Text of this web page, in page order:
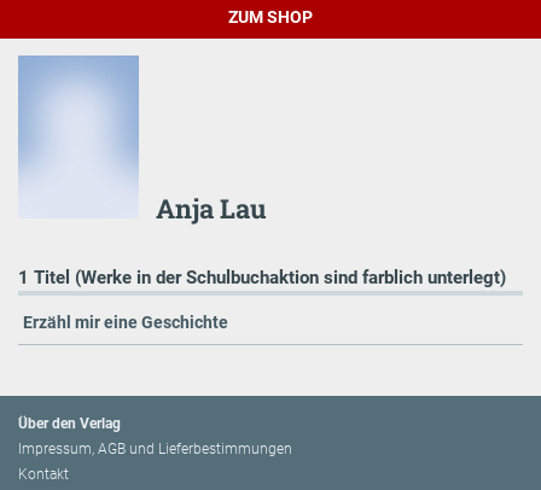
ZUM SHOP
Anja Lau
1 Titel (Werke in der Schulbuchaktion sind farblich unterlegt)
Erzähl mir eine Geschichte
Über den Verlag
Impressum, AGB und Lieferbestimmungen
Kontakt